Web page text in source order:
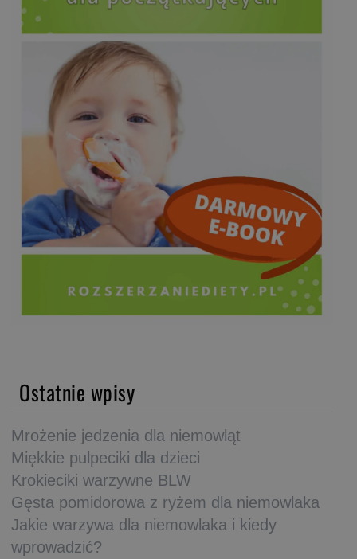
Ostatnie wpisy
Mrożenie jedzenia dla niemowląt
Miękkie pulpeciki dla dzieci
Krokieciki warzywne BLW
Gęsta pomidorowa z ryżem dla niemowlaka
Jakie warzywa dla niemowlaka i kiedy
wprowadzić?